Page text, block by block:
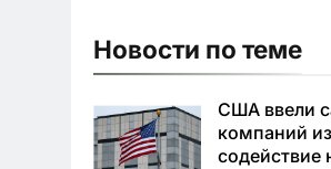
Новости по теме
США ввели
компаний
содействие